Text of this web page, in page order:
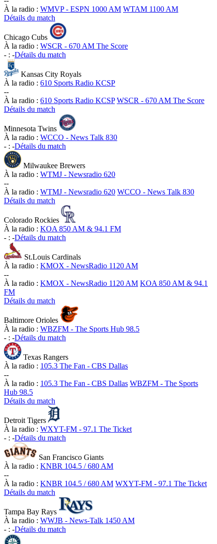
À la radio : WMVP - ESPN 1000 AM WTAM 1100 AM
Détails du match
Chicago Cubs
À la radio : WSCR - 670 AM The Score
- : -Détails du match
Kansas City Royals
À la radio : 610 Sports Radio KCSP
--
À la radio : 610 Sports Radio KCSP WSCR - 670 AM The Score
Détails du match
Minnesota Twins
À la radio : WCCO - News Talk 830
- : -Détails du match
Milwaukee Brewers
À la radio : WTMJ - Newsradio 620
--
À la radio : WTMJ - Newsradio 620 WCCO - News Talk 830
Détails du match
Colorado Rockies
À la radio : KOA 850 AM & 94.1 FM
- : -Détails du match
St.Louis Cardinals
À la radio : KMOX - NewsRadio 1120 AM
--
À la radio : KMOX - NewsRadio 1120 AM KOA 850 AM & 94.1
FM
Détails du match
Baltimore Orioles
À la radio : WBZFM - The Sports Hub 98.5
- : -Détails du match
Texas Rangers
À la radio : 105.3 The Fan - CBS Dallas
--
À la radio : 105.3 The Fan - CBS Dallas WBZFM - The Sports
Hub 98.5
Détails du match
Detroit Tigers
À la radio : WXYT-FM - 97.1 The Ticket
- : -Détails du match
San Francisco Giants
À la radio : KNBR 104.5 / 680 AM
--
À la radio : KNBR 104.5 / 680 AM WXYT-FM - 97.1 The Ticket
Détails du match
Tampa Bay Rays
À la radio : WWJB - News-Talk 1450 AM
- : -Détails du match